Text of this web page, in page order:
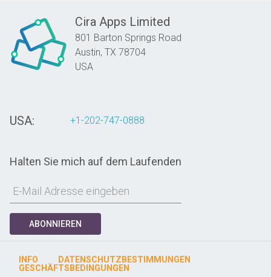
Cira Apps Limited
801 Barton Springs Road
Austin, TX 78704
USA
USA: +1-202-747-0888
Halten Sie mich auf dem Laufenden
ABONNIEREN
INFO
DATENSCHUTZBESTIMMUNGEN
GESCHÄFTSBEDINGUNGEN